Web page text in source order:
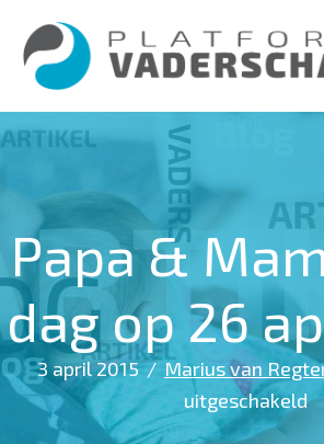
naar
hoofd
inhoud
Papa &
dag op 26
3 april 2015/ Marius van
uitgeschakeld